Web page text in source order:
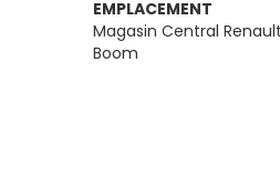
EMPLACEMENT
Magasin Central
Boom